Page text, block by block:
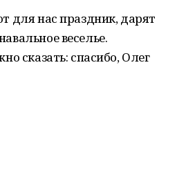
для нас праздник, дарят
веселье.
сказать: спасибо, Олег